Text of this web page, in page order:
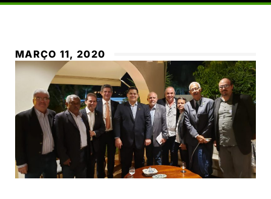
MARÇO 11, 2020